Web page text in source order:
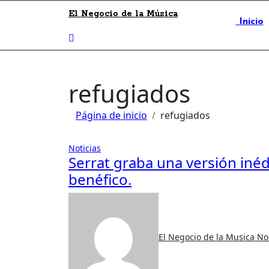
El Negocio de la Música
Inicio
refugiados
Página de inicio refugiados
Noticias
Serrat graba una versión
benéfico.
El Negocio de la Musica